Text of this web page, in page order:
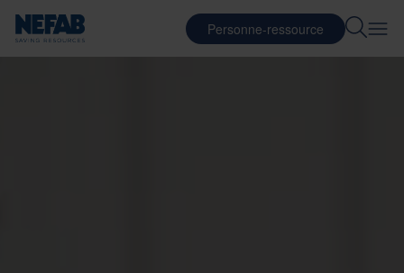
Personne-ressource